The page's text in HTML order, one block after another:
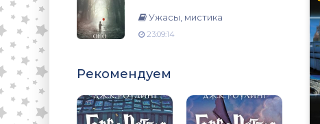
Ужасы, мистика
23:09:14
Рекомендуем